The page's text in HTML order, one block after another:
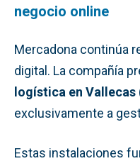
negocio online
Mercadona continúa
digital. La compañía
logística en
exclusivamente a
Estas instalaciones